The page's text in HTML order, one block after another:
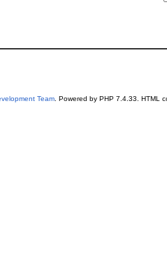
Team. Powered by PHP 7.4.33. HTML